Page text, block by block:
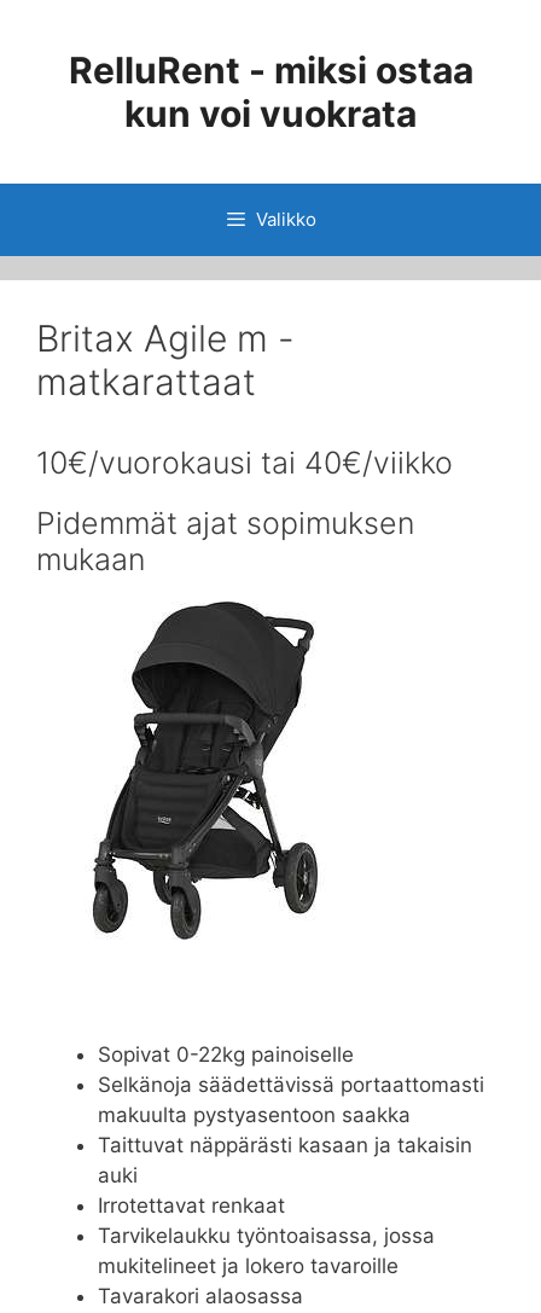
RelluRent - miksi ostaa
kun voi vuokrata
Valikko
Britax Agile m -
matkarattaat
10€/vuorokausi tai 40€/viikko
Pidemmät ajat sopimuksen
mukaan
Sopivat 0-22kg painoiselle
Selkänoja säädettävissä portaattomasti
makuulta pystyasentoon saakka
Taittuvat näppärästi kasaan ja takaisin
auki
Irrotettavat renkaat
Tarvikelaukku työntoaisassa, jossa
mukitelineet ja lokero tavaroille
Tavarakori alaosassa